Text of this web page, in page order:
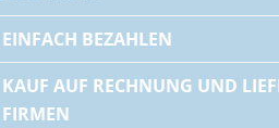
EINFACH BEZAHLEN
KAUF AUF RECHNUNG UND
FIRMEN